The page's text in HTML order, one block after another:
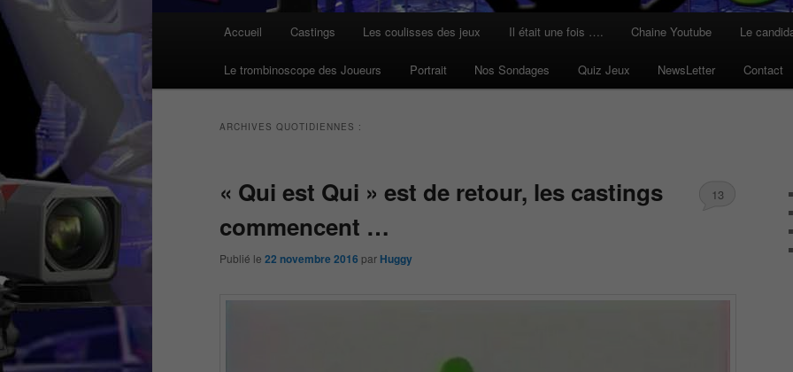
Accueil Castings Les coulisses des jeux Il était une fois …. Chaine Youtube Le
Le trombinoscope des Joueurs Portrait Nos Sondages Quiz Jeux NewsLetter Contact
ARCHIVES QUOTIDIENNES :
« Qui est Qui » est de retour, les castings
commencent …
Publié le 22 novembre 2016 par Huggy
13